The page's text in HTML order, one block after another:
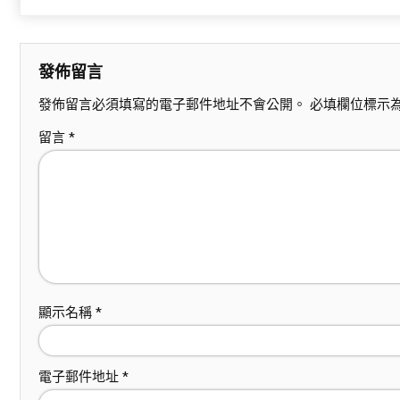
發佈留言
發佈留言必須填寫的電子郵件地址不會公開。 必填欄位標示
留言 *
顯示名稱 *
電子郵件地址 *